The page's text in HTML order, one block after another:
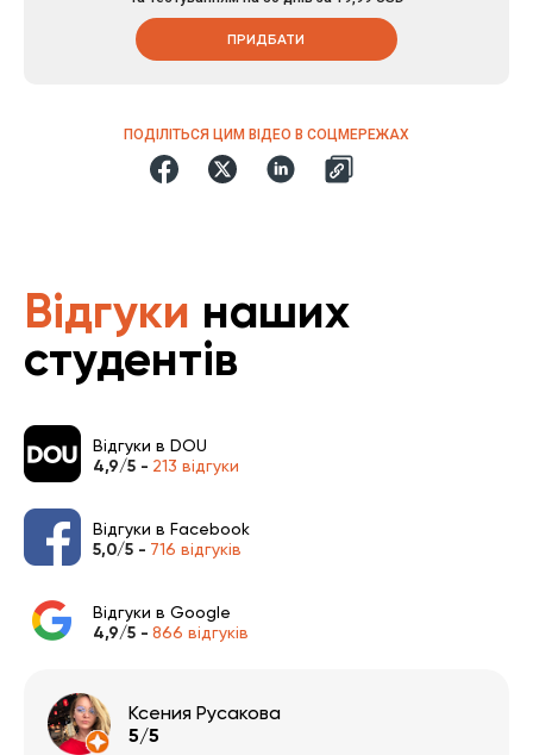
ПОДІЛІТЬСЯ ЦИМ ВІДЕО В СОЦМЕРЕЖАХ
ПРИДБАТИ
Відгуки наших
студентів
Відгуки в DOU
4,9/5 - 213 відгуки
Відгуки в Facebook
5,0/5 - 716 відгуків
Відгуки в Google
4,9/5 - 866 відгуків
Ксения Русакова
5/5